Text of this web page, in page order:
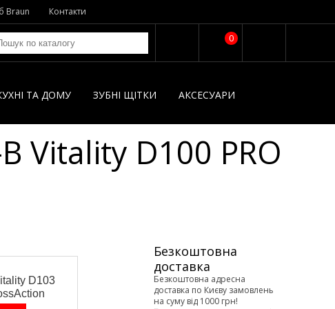
Braun Контакти
0
ТА ДОМУ ЗУБНІ ЩІТКИ AКСЕСУАРИ
Vitality D100 PRO
D103
Зубная щетка Oral-B
Pro Protect X Clean
Vapor Blue (D103.413.3)
Безкоштовна
доставка
Безкоштовна адресна
доставка по Києву замовлень
на суму від 1000 грн!